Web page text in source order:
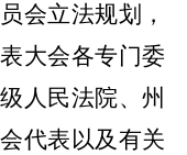
会立法规划，
大会各专门委
人民法院、州
代表以及有关